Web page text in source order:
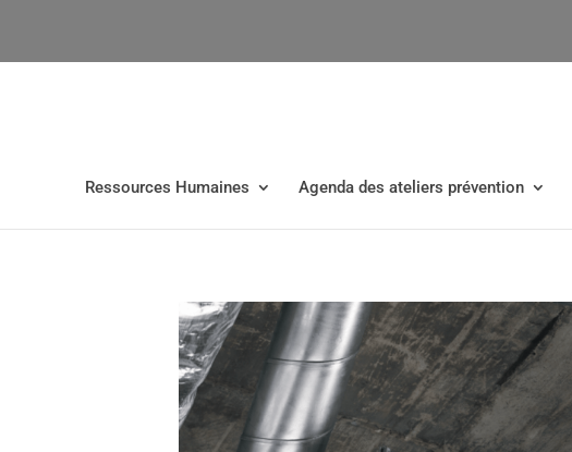
Ressources Humaines Agenda des ateliers prévention